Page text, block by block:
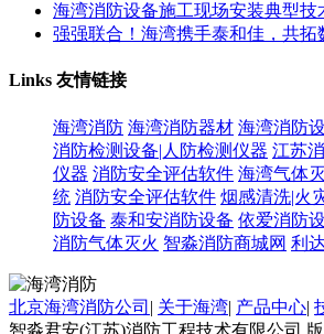
海湾消防设备施工现场安装典型技
强强联合！海湾携手泰和佳，共
Links 友情链接
海湾消防 海湾消防器材 海湾消防
消防检测设备|人防检测仪器 江苏
仪器 消防安全评估软件 海湾气体
统 消防安全评估软件 烟感清洗|火
防设备 泰和安消防设备 依爱消防
消防气体灭火 智淼消防商城网 利
北京海湾消防公司 | 关于海湾| 产品中心|
智淼君安(江苏)消防工程技术有限公司